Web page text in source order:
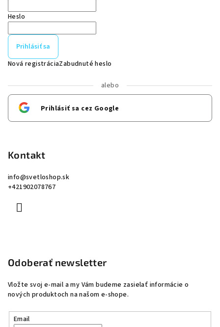
Heslo
Prihlásiť sa
Nová registráciaZabudnuté heslo
alebo
Prihlásiť sa cez Google
Kontakt
info@svetloshop.sk
+421902078767
Odoberať newsletter
Vložte svoj e-mail a my Vám budeme zasielať informácie o
nových produktoch na našom e-shope.
Email